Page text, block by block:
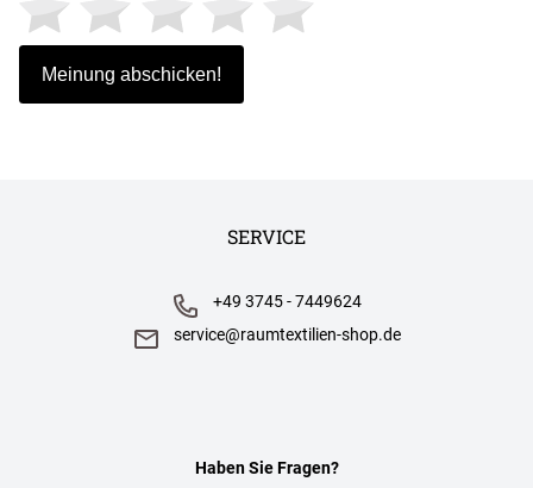
SERVICE
Haben Sie Fragen?
+49 3745 - 7449624
service@raumtextilien-shop.de